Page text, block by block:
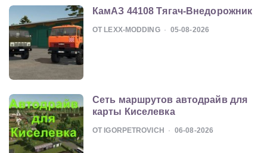
КамАЗ 44108 Тягач-Внедорожник
ОТ LEXX-MODDING 05-08-2026
Сеть маршрутов автодрайв для
карты Киселевка
ОТ IGORPETROVICH 06-08-2026